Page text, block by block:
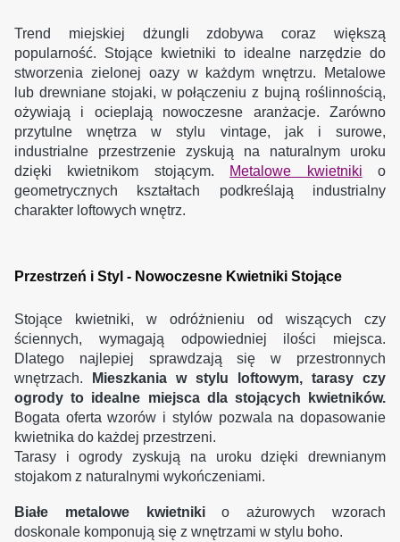
Trend miejskiej dżungli zdobywa coraz większą
popularność. Stojące kwietniki to idealne narzędzie do
stworzenia zielonej oazy w każdym wnętrzu. Metalowe
lub drewniane stojaki, w połączeniu z bujną roślinnością,
ożywiają i ocieplają nowoczesne aranżacje. Zarówno
przytulne wnętrza w stylu vintage, jak i surowe,
industrialne przestrzenie zyskują na naturalnym uroku
dzięki kwietnikom stojącym.
Metalowe kwietniki o
geometrycznych kształtach podkreślają industrialny
charakter loftowych wnętrz.
Przestrzeń i Styl - Nowoczesne Kwietniki Stojące
Stojące kwietniki, w odróżnieniu od wiszących czy
ściennych, wymagają odpowiedniej ilości miejsca.
Dlatego najlepiej sprawdzają się w przestronnych
wnętrzach. Mieszkania w stylu loftowym, tarasy czy
ogrody to idealne miejsca dla stojących kwietników.
Bogata oferta wzorów i stylów pozwala na dopasowanie
kwietnika do każdej przestrzeni.
Tarasy i ogrody zyskują na uroku dzięki drewnianym
stojakom z naturalnymi wykończeniami.
Białe metalowe kwietnikio ażurowych wzorach
doskonale komponują się z wnętrzami w stylu boho.